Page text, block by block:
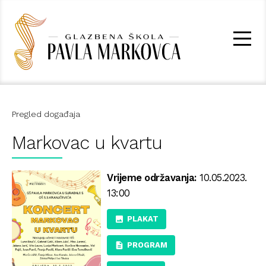
Pregled događaja
Markovac u kvartu
Vrijeme održavanja:10.05.2023.
13:00
PLAKAT
PROGRAM